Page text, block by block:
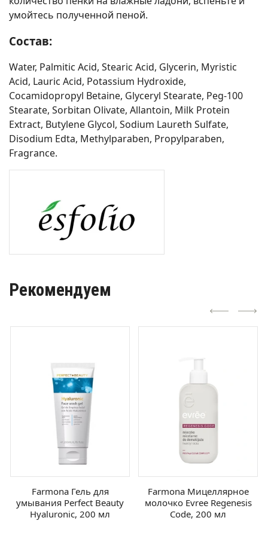
умойтесь полученной пеной.
Состав:
Water, Palmitic Acid, Stearic Acid, Glycerin, Myristic
Acid, Lauric Acid, Potassium Hydroxide,
Cocamidopropyl Betaine, Glyceryl Stearate, Peg-100
Stearate, Sorbitan Olivate, Allantoin, Milk Protein
Extract, Butylene Glycol, Sodium Laureth Sulfate,
Disodium Edta, Methylparaben, Propylparaben,
Fragrance.
Рекомендуем
Farmona Гель для
умывания Perfect Beauty
Hyaluronic, 200 мл
Farmona Мицеллярное
молочко Evree Regenesis
Code, 200 мл